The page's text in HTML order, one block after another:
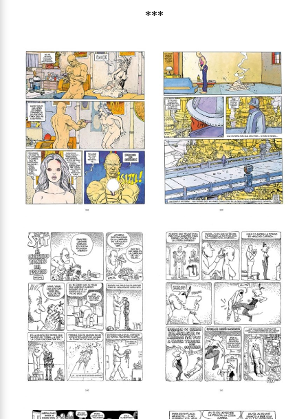
***